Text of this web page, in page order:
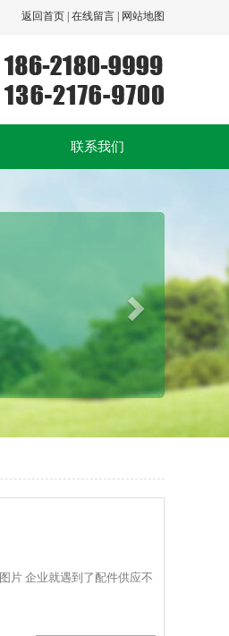
返回首页 | 在线留言 | 网站地图
联系我们
片 企业就遇到了配件供应不